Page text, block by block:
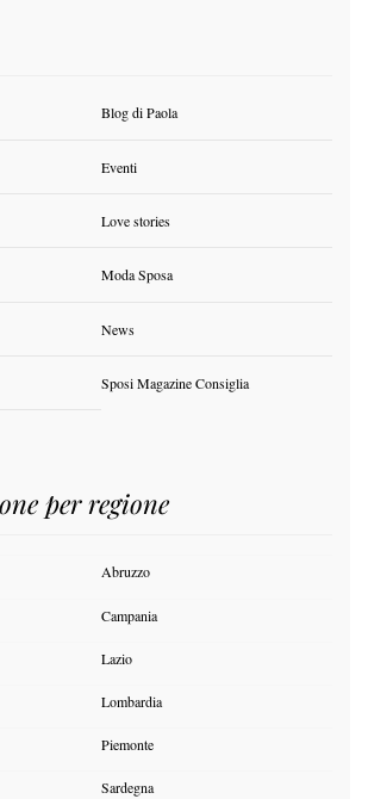
Blog di Paola
Eventi
Love stories
Moda Sposa
News
Sposi Magazine Consiglia
per regione
Abruzzo
Campania
Lazio
Lombardia
Piemonte
Sardegna